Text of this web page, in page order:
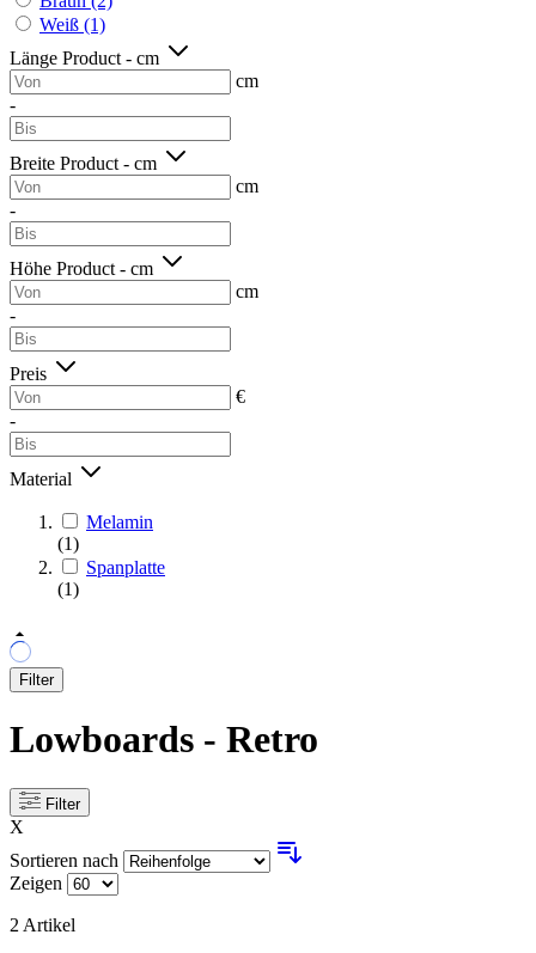
Weiß (1)
Länge Product - cm
cm
-
Breite Product - cm
cm
-
Höhe Product - cm
cm
-
Preis
€
-
Material
Melamin
(1)
Spanplatte
(1)
Filter
Lowboards - Retro
Filter
X
Sortieren nach
Zeigen
2 Artikel